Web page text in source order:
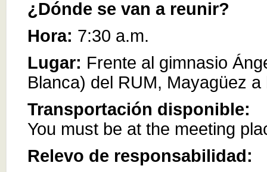
¿Dónde se van a reunir?
Hora: 7:30 a.m.
Lugar: Frente al gimnasio
Blanca) del RUM, Mayagüez a
Transportación disponible:
You must be at the meeting
Relevo de responsabilidad: